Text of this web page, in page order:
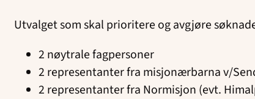
Utvalget som skal prioritere og avgjøre
2 nøytrale fagpersoner
2 representanter fra misjonærbarna v/
2 representanter fra Normisjon (evt.